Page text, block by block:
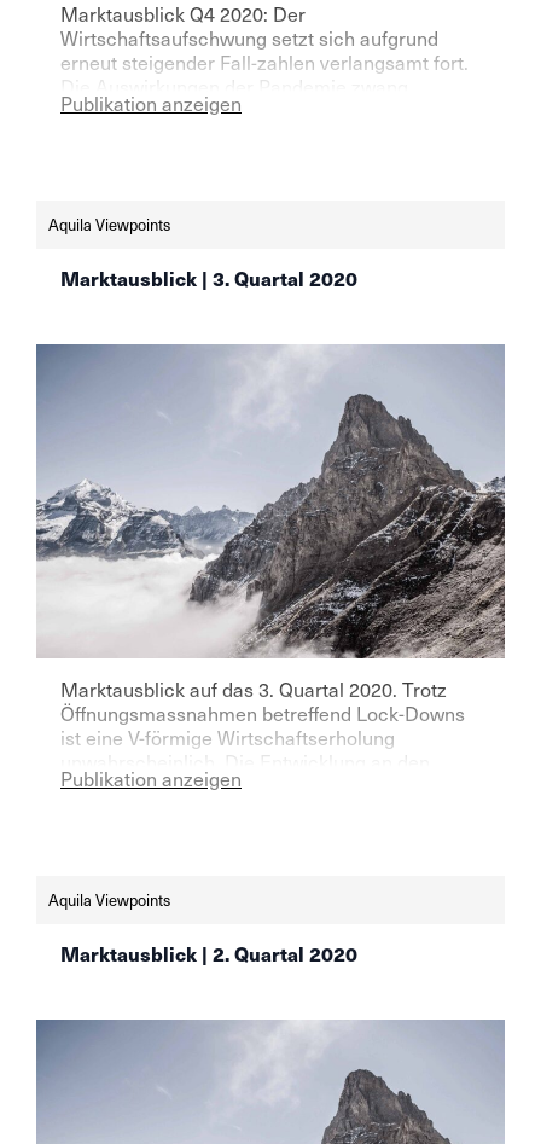
Marktausblick Q4 2020: Der
Wirtschaftsaufschwung setzt sich aufgrund
erneut steigender Fall-zahlen verlangsamt fort.
Die Auswirkungen der Pandemie zwang
praktisch alle Zentralbanken in der entwickelten
Publikation anzeigen
Aquila Viewpoints
Marktausblick | 3. Quartal 2020
Marktausblick auf das 3. Quartal 2020. Trotz
Öffnungsmassnahmen betreffend Lock-Downs
ist eine V-förmige Wirtschaftserholung
unwahrscheinlich. Die Entwicklung an den
Aktienmärkten steht im Widerspruch zur
Publikation anzeigen
Aquila Viewpoints
Marktausblick | 2. Quartal 2020